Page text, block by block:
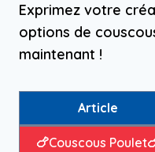
Exprimez votre
options de
maintenant !
Article
🍗Couscous